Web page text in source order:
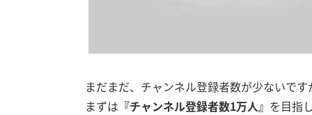
まだまだ、チャンネル登録者数が少ないです
まずは 『チャンネル登録者数1万人』 を目指